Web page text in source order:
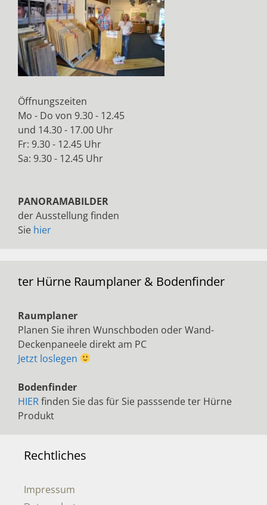
Öffnungszeiten
Mo - Do von 9.30 - 12.45
und 14.30 - 17.00 Uhr
Fr: 9.30 - 12.45 Uhr
Sa: 9.30 - 12.45 Uhr
PANORAMABILDER
der Ausstellung finden
Sie hier
ter Hürne Raumplaner & Bodenfinder
Raumplaner
Planen Sie ihren Wunschboden oder Wand-
Deckenpaneele direkt am PC
Jetzt loslegen
Bodenfinder
HIERfinden Sie das für Sie passsende ter Hürne
Produkt
Rechtliches
Impressum